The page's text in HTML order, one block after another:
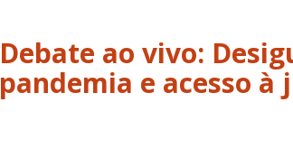
Debate ao vivo:
pandemia e acesso à